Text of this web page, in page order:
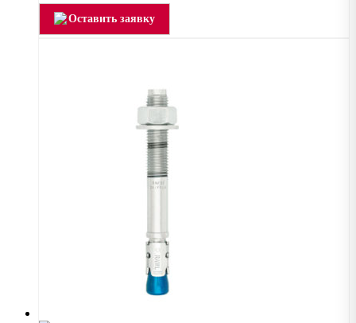
Оставить заявку